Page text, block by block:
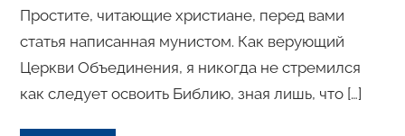
Простите, читающие христиане, перед вами
статья написанная мунистом. Как верующий
Церкви Объединения, я никогда не стремился
как следует освоить Библию, зная лишь, что […]